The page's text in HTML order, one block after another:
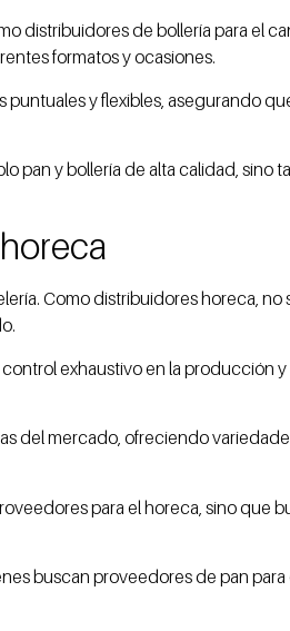
distribuidores de bollería para el
formatos y ocasiones.
puntuales y flexibles, asegurando
pan y bollería de alta calidad, sino
Como distribuidores horeca, no
exhaustivo en la producción y
del mercado, ofreciendo
para el horeca, sino que
buscan proveedores de pan para